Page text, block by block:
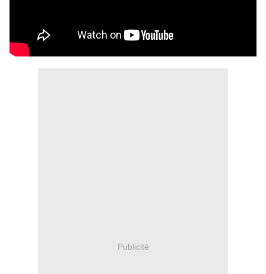
Publicité